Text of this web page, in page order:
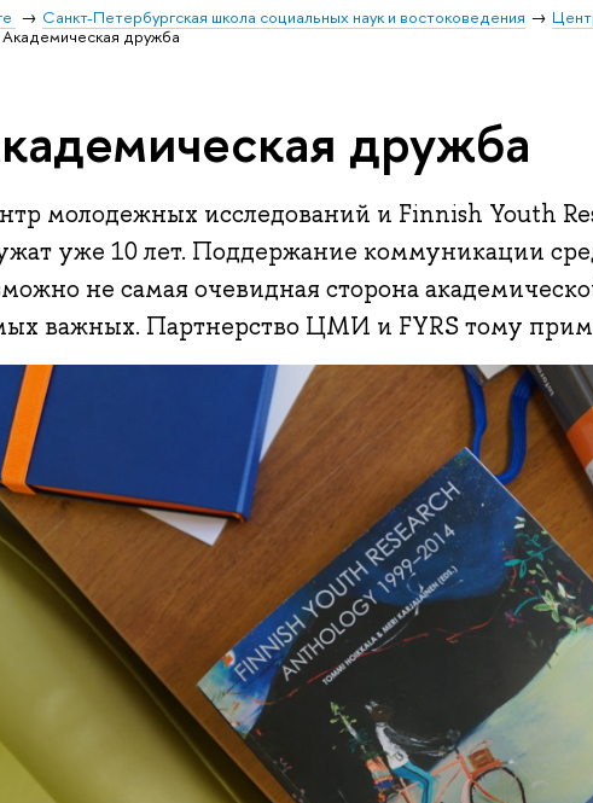
Санкт-Петербургская школа социальных наук и востоковедения
Академическая дружба
дружба
молодежных исследований и Finnish Youth
уже 10 лет. Поддержание коммуникации
не самая очевидная сторона
важных. Партнерство ЦМИ и FYRS тому